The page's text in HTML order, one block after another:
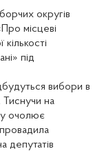
округів
місцеві
під
вибори в
Тиснучи на
очолює
депутатів